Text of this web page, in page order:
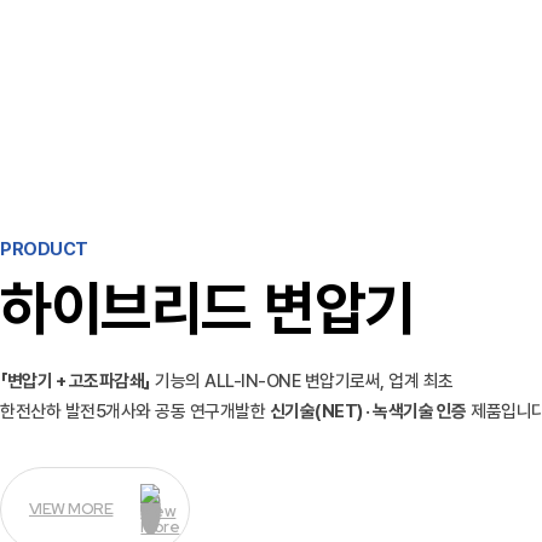
PRODUCT
하이브리드 변압기
「변압기 + 고조파감쇄」 기능의 ALL-IN-ONE 변압기로써, 업계 최초
한전산하 발전5개사와 공동 연구개발한 신기술(NET) · 녹색기술 인증 제품입니
VIEW MORE